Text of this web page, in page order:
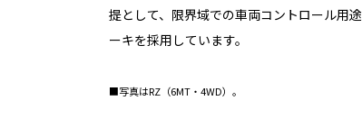
提として、限界域での車両コントロール用
ーキを採用しています。
■写真はRZ（6MT・4WD）。